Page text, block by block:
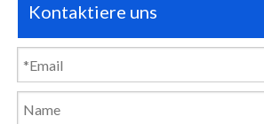
Kontaktiere uns